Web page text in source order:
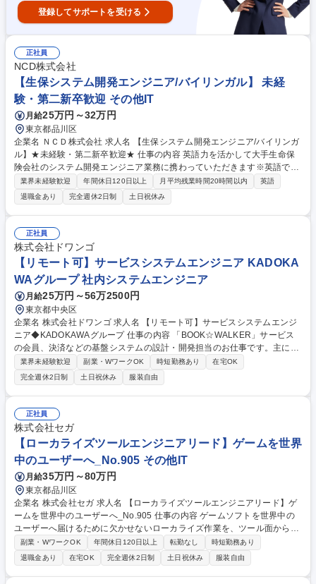
登録してサポートを受ける
正社員
NCD株式会社
【生保システム開発エンジニア/バイリンガル】 未経
験・第二新卒歓迎 その他IT
月給25万円～32万円
東京都品川区
企業名 ＮＣＤ株式会社 求人名 【生保システム開発エンジニア/バイリンガ
ル】★未経験・第二新卒歓迎★ 仕事の内容 英語力を活かして大手生命保
険会社のシステム開発エンジニア業務に携わっていただきます※英語での
コミュニケーションが可能な方であれば、IT経験なくても3か月間の基礎
研修でIT知識を身に着けてただきます。 ■英語圏チームとの英語での打合
せやメール・チャットによるコミュニケーション ■資料の英訳・和訳 ■開
発プロジェクトの品質及び進捗管理 ■成果物の検収（設計書、テスト計画
書、テストエビデンス等） ■計画書、設計書、テストケースの作成及び実
施、プログラミング ■品質及び進捗管理資料の作成 ※変更の範囲：当社業
務全般 募集職種 【生保システム開発エンジニア/バイリンガル】★未経
験・第二新卒歓迎★
業界未経験歓迎 年間休日120日以上 月平均残業時間20時間以内
英語
退職金あり
完全週休2日制 土日祝休み
正社員
株式会社ドワンゴ
【リモート可】サービスシステムエンジニア KADOKA
WAグループ 社内システムエンジニア
月給25万円～56万2500円
東京都中央区
企業名 株式会社ドワンゴ 求人名 【リモート可】サービスシステムエンジ
ニア◆KADOKAWAグループ 仕事の内容 「BOOK☆WALKER」サービス
の会員、決済などの基盤システムの設計・開発担当のお仕事です。主に
「BOOK☆WALKER」サービスのアプリ開発、基盤システムの調査、要件
定義、設計、プロジェクト管理業務を、 社内のエンジニア、ディレクタ
ー、デザイナーおよび開発協力会社と連携し行います。 ■担当プロダクト
・BOOK☆WALKER（Webアプリケーション、モバイルアプリケーション
向けAPI、運営向け各種ツール等） ・その他、関連する各種Webアプリケ
ーション 募集職種 【リモート可】サービスシステムエンジニア◆KADOK
AWAグループ
業界未経験歓迎 副業・WワークOK 時短勤務あり
在宅OK
完全週休2日制
土日祝休み 服装自由
正社員
株式会社セガ
【ローカライズツールエンジニアリード】ゲームを世界
中のユーザーへ_No.905 その他IT
月給35万円～80万円
東京都品川区
企業名 株式会社セガ 求人名 【ローカライズツールエンジニアリード】ゲ
ームを世界中のユーザーへ_No.905 仕事の内容 ゲームソフトを世界中の
ユーザーへ届けるために欠かせないローカライズ作業を、ツール面から支
えます。ゲーム内テキストおよびボイスを管理するローカライズツールの
開発担当者を募集いたします。 【キャリア/やりがい】将来的には、ロー
カライズツールの開発チームにおけるリーダーを担っていただきます。チ
ームでの開発、ツールの利用者へのサポートも業務に含まれるため、コミ
副業・WワークOK 年間休日120日以上 転勤なし
時短勤務あり
退職金あり
在宅OK 完全週休2日制 土日祝休み 服装自由